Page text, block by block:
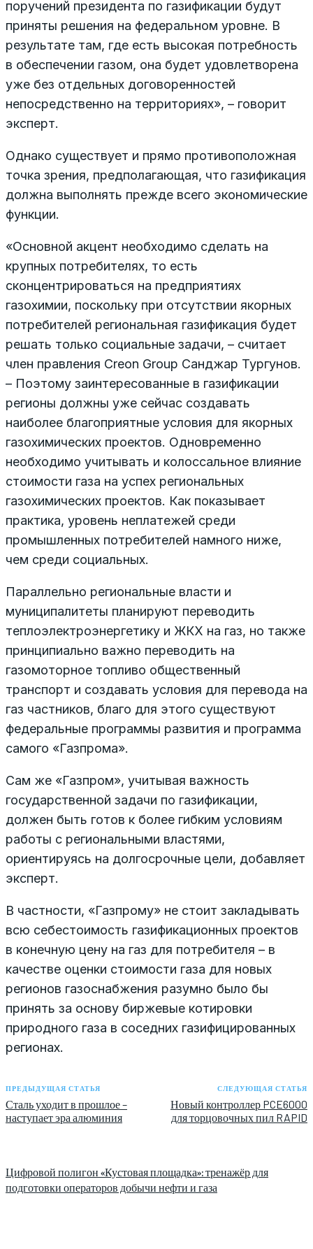
поручений президента по газификации будут
приняты решения на федеральном уровне. В
результате там, где есть высокая потребность
в обеспечении газом, она будет удовлетворена
уже без отдельных договоренностей
непосредственно на территориях», – говорит
эксперт.
Однако существует и прямо противоположная
точка зрения, предполагающая, что газификация
должна выполнять прежде всего экономические
функции.
«Основной акцент необходимо сделать на
крупных потребителях, то есть
сконцентрироваться на предприятиях
газохимии, поскольку при отсутствии якорных
потребителей региональная газификация будет
решать только социальные задачи, – считает
член правления Creon Group Санджар Тургунов.
– Поэтому заинтересованные в газификации
регионы должны уже сейчас создавать
наиболее благоприятные условия для якорных
газохимических проектов. Одновременно
необходимо учитывать и колоссальное влияние
стоимости газа на успех региональных
газохимических проектов. Как показывает
практика, уровень неплатежей среди
промышленных потребителей намного ниже,
чем среди социальных.
Параллельно региональные власти и
муниципалитеты планируют переводить
теплоэлектроэнергетику и ЖКХ на газ, но также
принципиально важно переводить на
газомоторное топливо общественный
транспорт и создавать условия для перевода на
газ частников, благо для этого существуют
федеральные программы развития и программа
самого «Газпрома».
Сам же «Газпром», учитывая важность
государственной задачи по газификации,
должен быть готов к более гибким условиям
работы с региональными властями,
ориентируясь на долгосрочные цели, добавляет
эксперт.
В частности, «Газпрому» не стоит закладывать
всю себестоимость газификационных проектов
в конечную цену на газ для потребителя – в
качестве оценки стоимости газа для новых
регионов газоснабжения разумно было бы
принять за основу биржевые котировки
природного газа в соседних газифицированных
регионах.
ПРЕДЫДУЩАЯ СТАТЬЯ
Сталь уходит в прошлое –
наступает эра алюминия
СЛЕДУЮЩАЯ СТАТЬЯ
Новый контроллер PCE6000
для торцовочных пил RAPID
Цифровой полигон «Кустовая площадка»: тренажёр для
подготовки операторов добычи нефти и газа